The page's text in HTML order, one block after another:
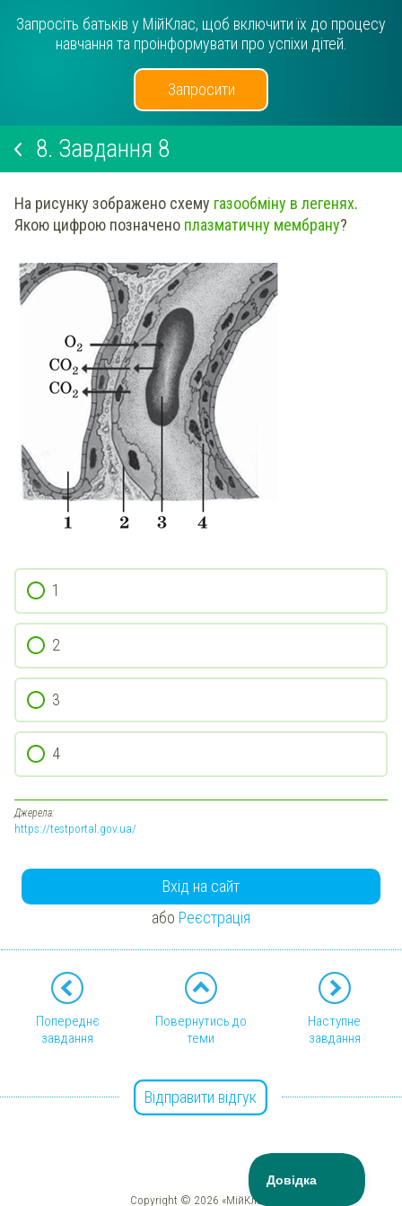
Запросіть батьків у МійКлас, щоб включити їх до процесу
навчання та проінформувати про успіхи дітей.
Запросити
8. Завдання 8
На рисунку зображено схему газообміну в легенях.
Якою цифрою позначено плазматичну мембрану?
1
2
3
4
Джерела:
https://testportal.gov.ua/
Вхід на сайт
або Реєстрація
Попереднє
завдання
Повернутись до
теми
Наступне
завдання
Відправити відгук
Copyright © 2026 «МійКлас»